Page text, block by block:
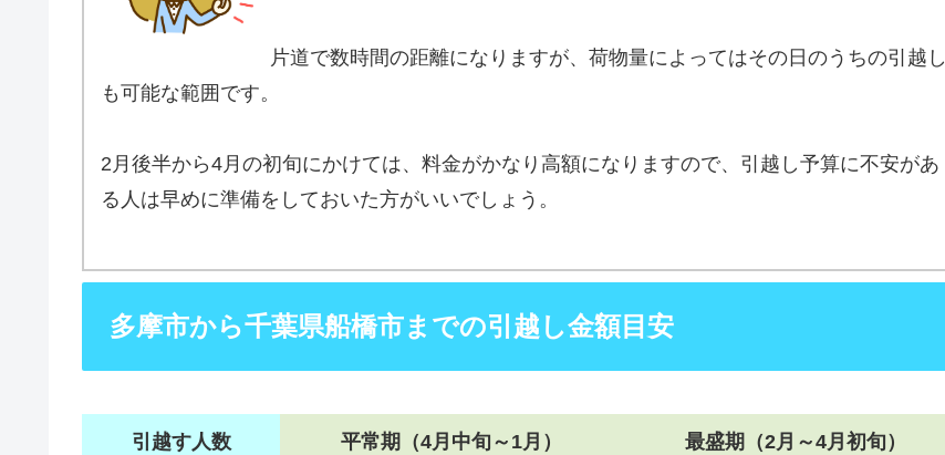
片道で数時間の距離になりますが、荷物量によってはその日のうちの引越し
も可能な範囲です。
2月後半から4月の初旬にかけては、料金がかなり高額になりますので、引越し予算に不安があ
る人は早めに準備をしておいた方がいいでしょう。
多摩市から千葉県船橋市までの引越し金額目安
引越す人数 平常期（4月中旬～1月） 最盛期（2月～4月初旬）